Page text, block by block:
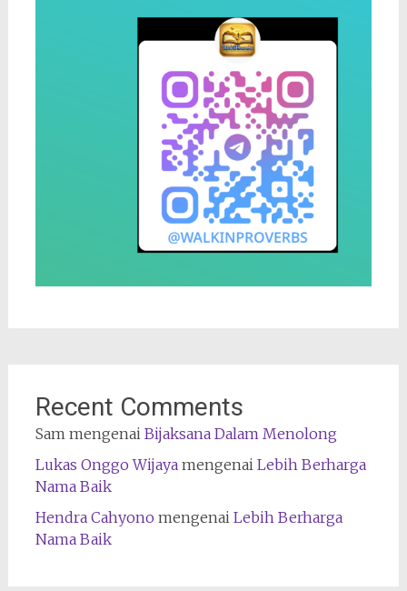
Recent Comments
Sammengenai Bijaksana Dalam Menolong
Lukas Onggo Wijayamengenai Lebih Berharga
Nama Baik
Hendra Cahyono mengenai Lebih Berharga
Nama Baik